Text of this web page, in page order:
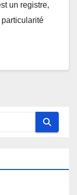
un registre,